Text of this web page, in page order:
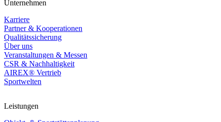
Unternehmen
Karriere
Partner & Kooperationen
Qualitätssicherung
Über uns
Veranstaltungen & Messen
CSR & Nachhaltigkeit
AIREX® Vertrieb
Sportwelten
Leistungen